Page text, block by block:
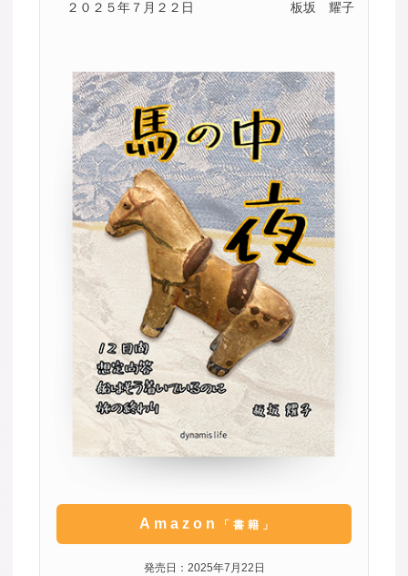
２０２５年７月２２日 板坂 耀子
Amazon 「書籍」
発売日：2025年7月22日